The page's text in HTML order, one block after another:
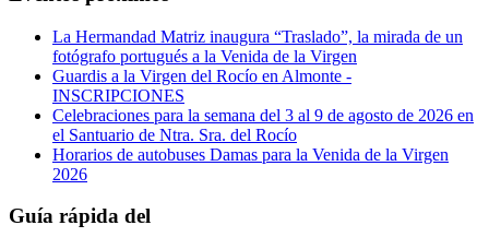
La Hermandad Matriz inaugura “Traslado”, la mirada de un
fotógrafo portugués a la Venida de la Virgen
Guardis a la Virgen del Rocío en Almonte -
INSCRIPCIONES
Celebraciones para la semana del 3 al 9 de agosto de 2026 en
el Santuario de Ntra. Sra. del Rocío
Horarios de autobuses Damas para la Venida de la Virgen
2026
Guía rápida del